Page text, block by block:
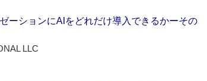
ーションにAIをどれだけ導入できるかーその
LLC